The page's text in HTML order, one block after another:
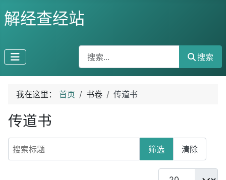
解经查经站
搜索
搜索
我在这里： 首页 书卷 传道书
传道书
搜索标题
筛选 清除
每页显示条数